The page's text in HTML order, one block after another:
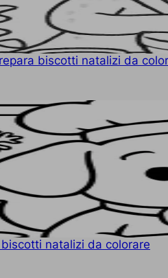
biscotti natalizi da
natalizi da colorare